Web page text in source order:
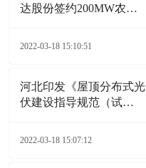
达股份签约200MW农业
2022-03-18 15:10:51
河北印发《屋顶分布式光
伏建设指导规范（试
2022-03-18 15:07:12